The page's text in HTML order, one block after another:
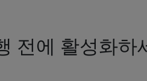
전에 활성화하